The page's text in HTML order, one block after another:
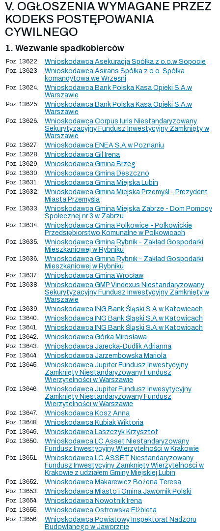
V. OGŁOSZENIA WYMAGANE PRZEZ
KODEKS POSTĘPOWANIA
CYWILNEGO
1. Wezwanie spadkobierców
Poz. 13622. Wnioskodawca Asekuracja Spółka z o.o.w Sopocie
Poz. 13623.
Wnioskodawca Asirans Spółka z o.o. Spółka
komandytowa we Wrześni
Poz. 13624.
Wnioskodawca Bank Polska Kasa Opieki S.A.w
Warszawie
Poz. 13625.
Wnioskodawca Bank Polska Kasa Opieki S.A.w
Warszawie
Poz. 13626.
Wnioskodawca Corpus Iuris Niestandaryzowany
Sekurytyzacyjny Fundusz Inwestycyjny Zamknięty w
Warszawie
Poz. 13627. Wnioskodawca ENEA S.A.w Poznaniu
Poz. 13628. Wnioskodawca Gil Irena
Poz. 13629. Wnioskodawca Gmina Brzeg
Poz. 13630. Wnioskodawca Gmina Deszczno
Poz. 13631. Wnioskodawca Gmina Miejska Lubin
Poz. 13632.
Wnioskodawca Gmina Miejska Przemyśl - Prezydent
Miasta Przemyśla
Poz. 13633.
Wnioskodawca Gmina Miejska Zabrze - Dom Pomocy
Społecznej nr 3 w Zabrzu
Poz. 13634.
Wnioskodawca Gmina Polkowice - Polkowickie
Przedsiębiorstwo Komunalne w Polkowicach
Poz. 13635.
Wnioskodawca Gmina Rybnik - Zakład Gospodarki
Mieszkaniowej w Rybniku
Poz. 13636.
Wnioskodawca Gmina Rybnik - Zakład Gospodarki
Mieszkaniowej w Rybniku
Poz. 13637. Wnioskodawca Gmina Wrocław
Poz. 13638.
Wnioskodawca GMP Vindexus Niestandaryzowany
Sekurytyzacyjny Fundusz Inwestycyjny Zamknięty w
Warszawie
Poz. 13639. Wnioskodawca ING Bank Śląski S.A.w Katowicach
Poz. 13640. Wnioskodawca ING Bank Śląski S.A.w Katowicach
Poz. 13641. Wnioskodawca ING Bank Śląski S.A.w Katowicach
Poz. 13642. Wnioskodawca Górka Mirosława
Poz. 13643. Wnioskodawca Jarecka-Dudlik Adrianna
Poz. 13644. Wnioskodawca Jarzembowska Mariola
Poz. 13645.
Wnioskodawca Jupiter Fundusz Inwestycyjny
Zamknięty Niestandaryzowany Fundusz
Wierzytelności w Warszawie
Poz. 13646.
Wnioskodawca Jupiter Fundusz Inwesytycyjny
Zamknięty Niestandaryzowany Fundusz
Wierzytelności w Warszawie
Poz. 13647. Wnioskodawca Kosz Anna
Poz. 13648. Wnioskodawca Kubiak Wiktoria
Poz. 13649. Wnioskodawca Laszczyk Krzysztof
Poz. 13650.
Wnioskodawca LC Asset Niestandaryzowany
Fundusz Inwestycyjny Wierzytelności w Krakowie
Poz. 13651.
Wnioskodawca LC ASSET Niestandaryzowany
Fundusz Inwestycyjny Zamknięty Wierzytelności w
Krakowie z udziałem Gminy Miejskiej Lubin
Poz. 13652. Wnioskodawca Makarewicz Bożena Teresa
Poz. 13653. Wnioskodawca Miasto i Gmina Jawornik Polski
Poz. 13654. Wnioskodawca Nowotnik Irena
Poz. 13655. Wnioskodawca Ostrowska Elżbieta
Poz. 13656.
Wnioskodawca Powiatowy Inspektorat Nadzoru
Budowlanego w Jaworznie